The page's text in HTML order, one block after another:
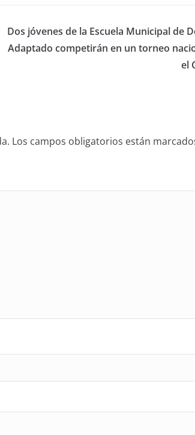
Dos jóvenes de la Escuela Municipal de
Adaptado competirán en un torneo
el
Los campos obligatorios están